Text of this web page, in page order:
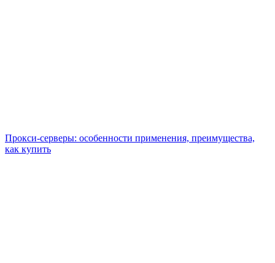
Прокси-серверы: особенности применения, преимущества,
как купить